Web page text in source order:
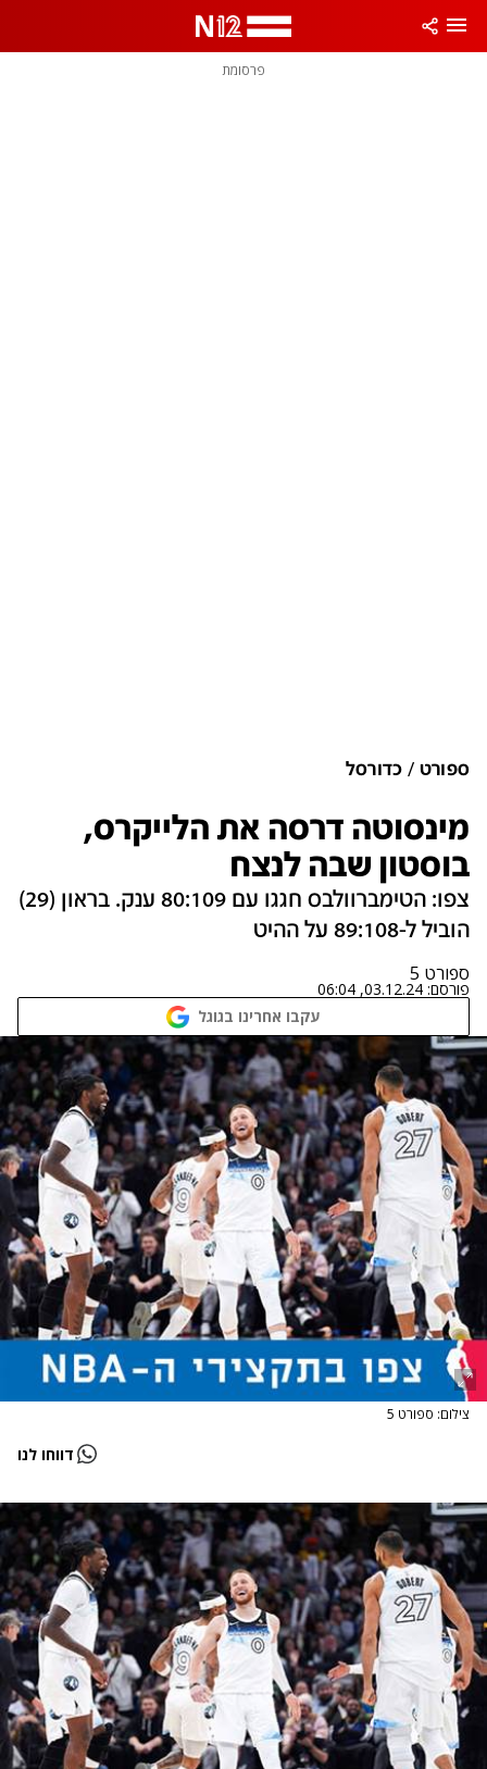
פרסומת
ספורט כדורסל
מינסוטה דרסה את הלייקרס,
בוסטון שבה לנצח
צפו: הטימברוולבס חגגו עם 80:109 ענק. בראון (29)
הוביל ל-89:108 על ההיט
ספורט 5
פורסם: 03.12.24, 06:04
עקבו אחרינו בגוגל
צילום: ספורט 5
דווחו לנו